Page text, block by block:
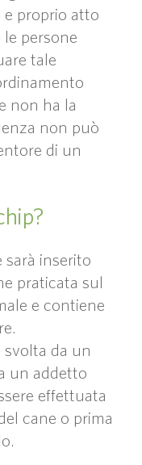
e proprio atto
persone
tale
non ha la
non può
di un
sarà inserito
praticata sul
e contiene
svolta da un
un addetto
effettuata
cane o prima